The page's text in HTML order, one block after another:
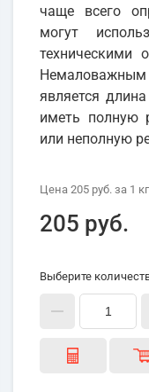
чаще всего
могут
техническими
Немаловажным
является
иметь полную
или неполную
Цена 205 руб. за 1 кг
205 руб.
Выберите